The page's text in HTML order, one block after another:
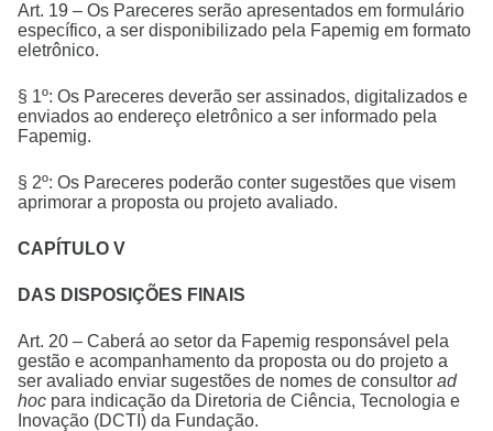
Art. 19 – Os Pareceres serão apresentados em formulário
específico, a ser disponibilizado pela Fapemig em formato
eletrônico.
§ 1º: Os Pareceres deverão ser assinados, digitalizados e
enviados ao endereço eletrônico a ser informado pela
Fapemig.
§ 2º: Os Pareceres poderão conter sugestões que visem
aprimorar a proposta ou projeto avaliado.
CAPÍTULO V
DAS DISPOSIÇÕES FINAIS
Art. 20 – Caberá ao setor da Fapemig responsável pela
gestão e acompanhamento da proposta ou do projeto a
ser avaliado enviar sugestões de nomes de consultor ad
hoc para indicação da Diretoria de Ciência, Tecnologia e
Inovação (DCTI) da Fundação.